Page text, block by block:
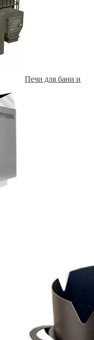
Печи для бани и